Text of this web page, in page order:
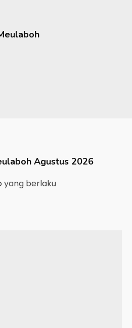
Agustus 2026
yang berlaku